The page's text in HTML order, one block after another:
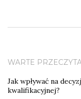
WARTE
Jak wpływać na
kwalifikacyjnej?